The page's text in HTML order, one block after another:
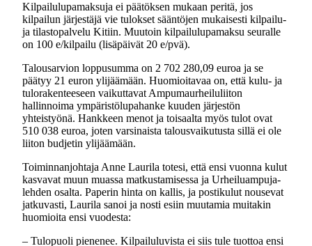
Kilpailulupamaksuja ei päätöksen mukaan peritä, jos
kilpailun järjestäjä vie tulokset sääntöjen mukaisesti kilpailu-
ja tilastopalvelu Kitiin. Muutoin kilpailulupamaksu seuralle
on 100 e/kilpailu (lisäpäivät 20 e/pvä).
Talousarvion loppusumma on 2 702 280,09 euroa ja se
päätyy 21 euron ylijäämään. Huomioitavaa on, että kulu- ja
tulorakenteeseen vaikuttavat Ampumaurheiluliiton
hallinnoima ympäristölupahanke kuuden järjestön
yhteistyönä. Hankkeen menot ja toisaalta myös tulot ovat
510 038 euroa, joten varsinaista talousvaikutusta sillä ei ole
liiton budjetin ylijäämään.
Toiminnanjohtaja Anne Laurila totesi, että ensi vuonna kulut
kasvavat muun muassa matkustamisessa ja Urheiluampuja-
lehden osalta. Paperin hinta on kallis, ja postikulut nousevat
jatkuvasti, Laurila sanoi ja nosti esiin muutamia muitakin
huomioita ensi vuodesta:
– Tulopuoli pienenee. Kilpailuluvista ei siis tule tuottoa ensi